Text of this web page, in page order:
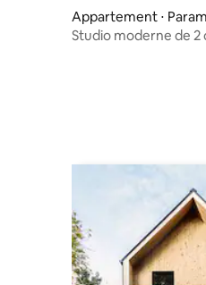
Appartement ⋅
Studio moderne de 2